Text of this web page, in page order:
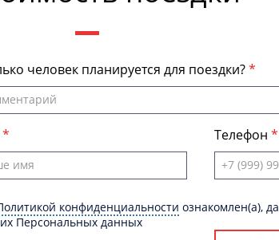
человек планируется для поездки?
Телефон
конфиденциальности ознакомлен(а),
Персональных данных